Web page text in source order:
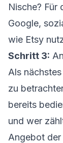
Nische? Für
Google,
wie Etsy
Schritt 3:
Als
zu
bereits
und wer
Angebot der